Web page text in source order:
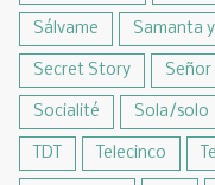
Sálvame Samanta
Secret Story Señor
Socialité Sola/solo
TDT Telecinco